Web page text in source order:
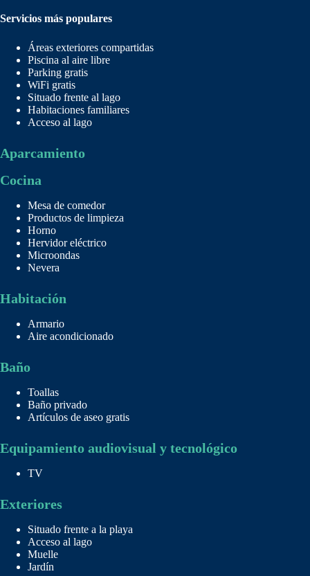
Servicios más populares
Áreas exteriores compartidas
Piscina al aire libre
Parking gratis
WiFi gratis
Situado frente al lago
Habitaciones familiares
Acceso al lago
Aparcamiento
Cocina
Mesa de comedor
Productos de limpieza
Horno
Hervidor eléctrico
Microondas
Nevera
Habitación
Armario
Aire acondicionado
Baño
Toallas
Baño privado
Artículos de aseo gratis
Equipamiento audiovisual y tecnológico
TV
Exteriores
Situado frente a la playa
Acceso al lago
Muelle
Jardín